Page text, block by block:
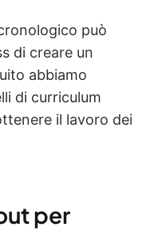
può
di creare un
abbiamo
di curriculum
il lavoro dei
per